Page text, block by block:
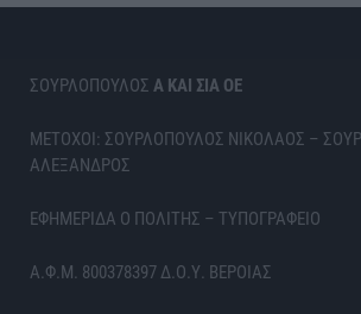
ΣΟΥΡΛΟΠΟΥΛΟΣ Α ΚΑΙ ΣΙΑ ΟΕ
ΜΕΤΟΧΟΙ: ΣΟΥΡΛΟΠΟΥΛΟΣ ΝΙΚΟΛΑΟΣ –
ΑΛΕΞΑΝΔΡΟΣ
ΕΦΗΜΕΡΙΔΑ Ο ΠΟΛΙΤΗΣ – ΤΥΠΟΓΡΑΦΕΙΟ
Α.Φ.Μ. 800378397 Δ.Ο.Υ. ΒΕΡΟΙΑΣ